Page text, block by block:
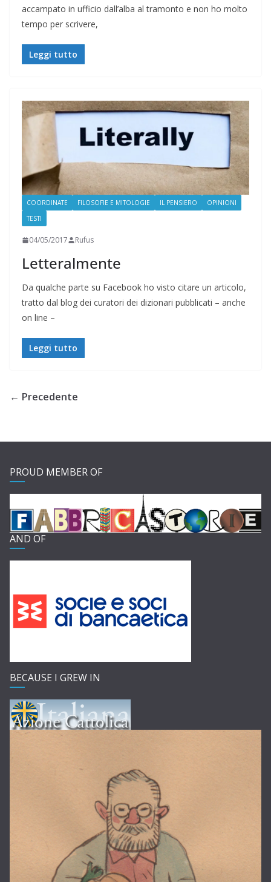
accampato in ufficio dall’alba al tramonto e non ho molto
tempo per scrivere,
Leggi tutto
COORDINATE FILOSOFIE E MITOLOGIE IL PENSIERO
OPINIONI
TESTI
04/05/2017 Rufus
Letteralmente
Da qualche parte su Facebook ho visto citare un articolo,
tratto dal blog dei curatori dei dizionari pubblicati – anche
on line –
Leggi tutto
← Precedente
PROUD MEMBER OF
AND OF
BECAUSE I GREW IN